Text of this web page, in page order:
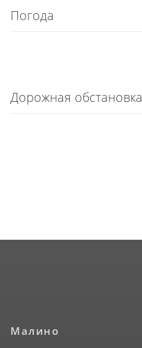
Погода
Дорожная обстановка
Малино